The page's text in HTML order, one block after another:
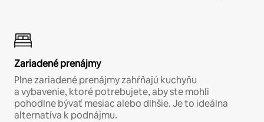
Zariadené prenájmy
Plne zariadené prenájmy zahŕňajú kuchyňu
a vybavenie, ktoré potrebujete, aby ste mohli
pohodlne bývať mesiac alebo dlhšie. Je to ideálna
alternatíva k podnájmu.